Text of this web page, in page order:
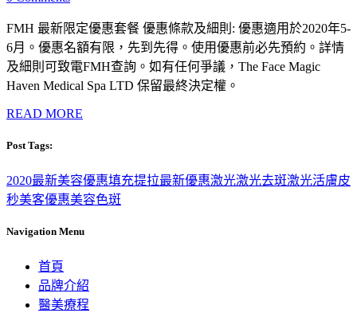
FMH 最新限定優惠套餐 優惠條款及細則: 優惠適用於2020年5-
6月。優惠名額有限，先到先得。使用優惠前必先預約。詳情
及細則可致電FMH查詢。如有任何爭議，The Face Magic
Haven Medical Spa LTD 保留最終決定權。
READ MORE
Post Tags:
2020最新美容優惠填充提拉最新優惠激光激光去斑激光活膚皮
秒美客優惠美容色斑
Navigation Menu
首頁
品牌介紹
醫美療程